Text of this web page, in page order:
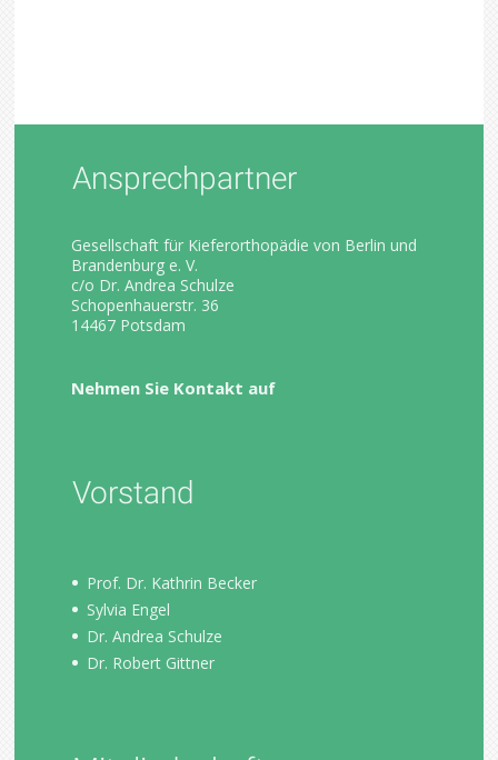
Ansprechpartner
Gesellschaft für Kieferorthopädie von Berlin und
Brandenburg e. V.
c/o Dr. Andrea Schulze
Schopenhauerstr. 36
14467 Potsdam
Nehmen Sie Kontakt auf
Vorstand
Prof. Dr. Kathrin Becker
Sylvia Engel
Dr. Andrea Schulze
Dr. Robert Gittner